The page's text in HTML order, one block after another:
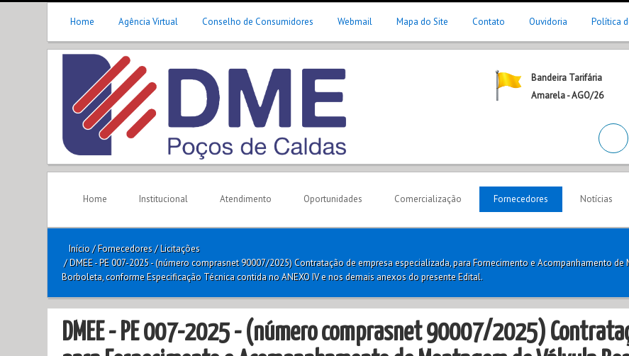
Home Agência Virtual Conselho de Consumidores Webmail Mapa do Site Contato Ouvidoria Política
Bandeira Tarifária
Amarela - AGO/26
Home Institucional Atendimento Oportunidades Comercialização Fornecedores Notícias
Início/Fornecedores/Licitações
/DMEE - PE 007-2025 - (número comprasnet 90007/2025) Contratação de empresa especializada, para Fornecimento e Acompanhamento de
Borboleta, conforme Especificação Técnica contida no ANEXO IV e nos demais anexos do presente Edital.
DMEE - PE 007-2025 - (número comprasnet 90007/2025)